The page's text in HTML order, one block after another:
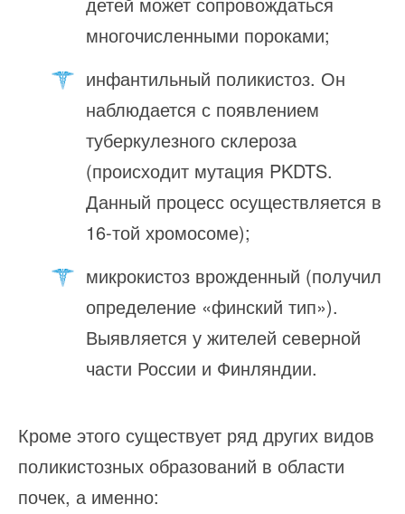
многочисленными пороками;
инфантильный поликистоз. Он
наблюдается с появлением
туберкулезного склероза
(происходит мутация PKDTS.
Данный процесс осуществляется в
16-той хромосоме);
микрокистоз врожденный (получил
определение «финский тип»).
Выявляется у жителей северной
части России и Финляндии.
Кроме этого существует ряд других видов
поликистозных образований в области
почек, а именно: